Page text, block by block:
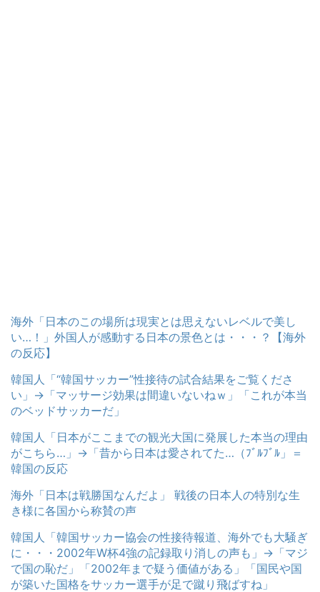
海外「日本のこの場所は現実とは思えないレベルで美し
い…！」外国人が感動する日本の景色とは・・・？【海外
の反応】
韓国人「“韓国サッカー”性接待の試合結果をご覧くださ
い」→「マッサージ効果は間違いないねｗ」「これが本当
のベッドサッカーだ」
韓国人「日本がここまでの観光大国に発展した本当の理由
がこちら…」→「昔から日本は愛されてた…（ﾌﾞﾙﾌﾞﾙ」＝
韓国の反応
海外「日本は戦勝国なんだよ」 戦後の日本人の特別な生
き様に各国から称賛の声
韓国人「韓国サッカー協会の性接待報道、海外でも大騒ぎ
に・・・2002年W杯4強の記録取り消しの声も」→「マジ
で国の恥だ」「2002年まで疑う価値がある」「国民や国
が築いた国格をサッカー選手が足で蹴り飛ばすね」